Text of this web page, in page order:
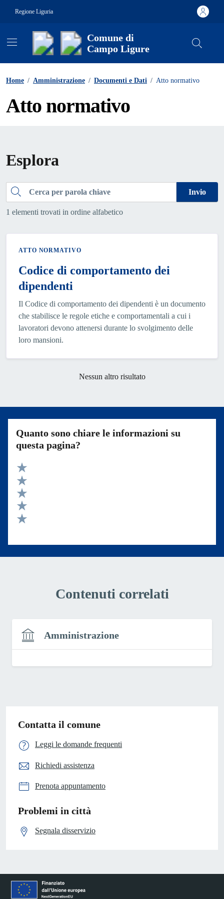
Regione Liguria
Comune di
Campo Ligure
Home / Amministrazione / Documenti e Dati / Atto normativo
Atto normativo
Esplora
Cerca Invio
1 elementi trovati in ordine alfabetico
ATTO NORMATIVO
Codice di comportamento dei
dipendenti
Il Codice di comportamento dei dipendenti è un documento
che stabilisce le regole etiche e comportamentali a cui i
lavoratori devono attenersi durante lo svolgimento delle
loro mansioni.
Nessun altro risultato
Quanto sono chiare le informazioni su
questa pagina?
Valuta 5 stelle su 5
Valuta 4 stelle su 5
Valuta 3 stelle su 5
Valuta 2 stelle su 5
Contenuti correlati
Amministrazione
Contatta il comune
Leggi le domande frequenti
Richiedi assistenza
Prenota appuntamento
Problemi in città
Segnala disservizio